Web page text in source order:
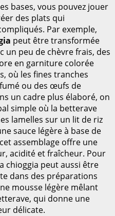
bases, vous pouvez jouer
des plats qui
Par exemple,
peut être transformée
un peu de chèvre frais, des
en garniture colorée
où les fines tranches
ou des œufs de
un cadre plus élaboré, on
simple où la betterave
lamelles sur un lit de riz
sauce légère à base de
assemblage offre une
acidité et fraîcheur. Pour
chioggia peut aussi être
dans des préparations
mousse légère mêlant
qui donne une
délicate.